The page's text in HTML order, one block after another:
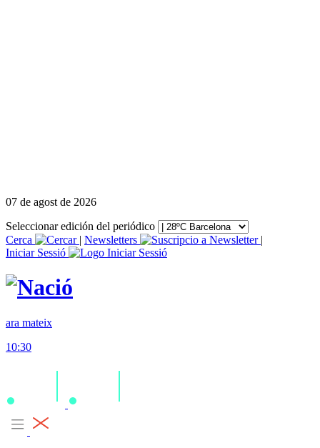
07 de agost de 2026
Seleccionar edición del periódico
Cerca
| Newsletters
|
Iniciar Sessió
ara mateix
10:30